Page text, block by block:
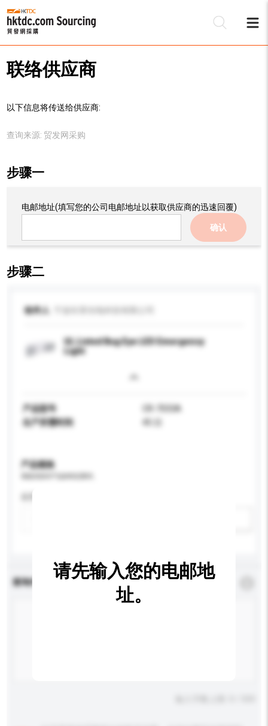
联络供应商
以下信息将传送给供应商:
查询来源: 贸发网采购
步骤一
电邮地址(填写您的公司电邮地址以获取供应商的迅速回覆)
确认
步骤二
收件人
UL Listed Bug Eye LED Emergency
Light
产品型号
CR-7033A
生产所需时间
45 日
产品规格
查询内容 * 必须填写
请先输入您的电邮地
址。